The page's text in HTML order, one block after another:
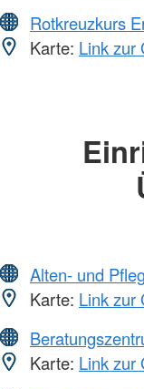
Rotkreuzkurs
Karte: Link zur
Alten- und
Karte: Link zur
Karte: Link zur